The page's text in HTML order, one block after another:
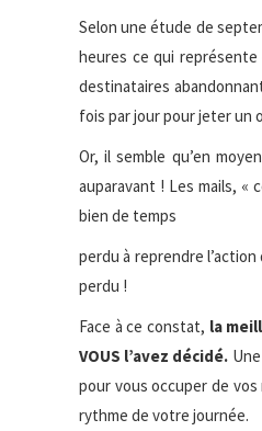
Selon une étude de
heures ce qui représente
destinataires
fois par jour pour jeter un
Or, il semble qu’en
auparavant ! Les mails, «
bien de temps
perdu à reprendre
perdu !
Face à ce constat, la
VOUS l’avez décidé.
pour vous occuper de
rythme de votre journée.